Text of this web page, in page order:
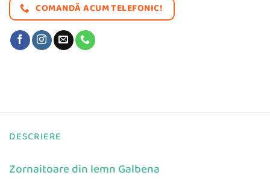
COMANDĂ ACUM TELEFONIC!
DESCRIERE
Zornaitoare din lemn Galbena